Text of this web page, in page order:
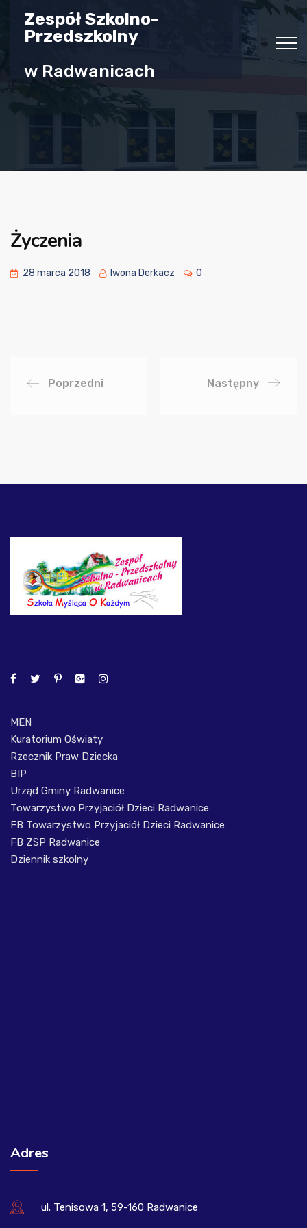
Zespół Szkolno-
Przedszkolny
w Radwanicach
Życzenia
28 marca 2018 Iwona Derkacz 0
Poprzedni Następny
MEN
Kuratorium Oświaty
Rzecznik Praw Dziecka
BIP
Urząd Gminy Radwanice
Towarzystwo Przyjaciół Dzieci Radwanice
FB Towarzystwo Przyjaciół Dzieci Radwanice
FB ZSP Radwanice
Dziennik szkolny
Adres
ul. Tenisowa 1, 59-160 Radwanice